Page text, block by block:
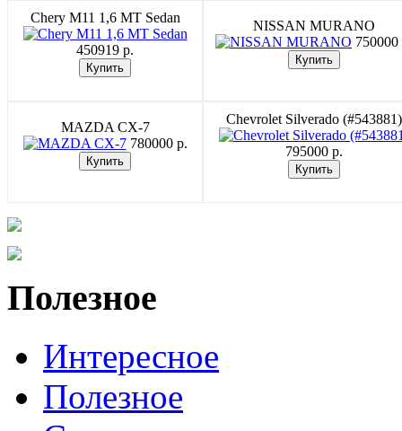
Chery M11 1,6 MT Sedan
450919 p.
NISSAN MURANO
750000
MAZDA CX-7
780000 p.
Chevrolet Silverado (#543881)
795000 p.
Полезное
Интересное
Полезное